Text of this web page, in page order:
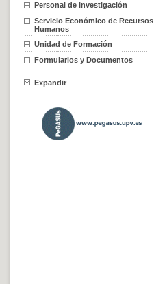
Personal de Investigación
Servicio Económico de Recursos
Humanos
Unidad de Formación
Formularios y Documentos
Expandir